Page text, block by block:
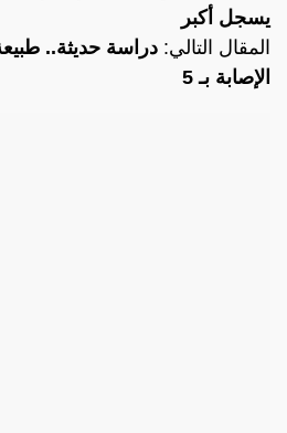
يسجل أكبر
المقال التالي: دراسة حديثة..
الإصابة بـ 5